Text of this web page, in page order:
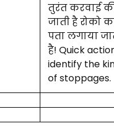
तुरंत करवाई
जाती है रोको
पता लगाया
है! Quick
identify the
of stoppages.